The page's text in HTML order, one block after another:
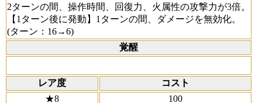
2ターンの間、操作時間、回復力、火属性の攻撃力が3倍。
【1ターン後に発動】1ターンの間、ダメージを無効化。
(ターン：16→6)
覚醒
レア度
コスト
★8
100